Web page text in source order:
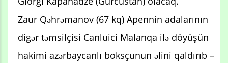
Zaur Qəhrəmanov (67 kq) Apennin adalarının
digər təmsilçisi Canluici Malanqa ilə döyüşün
hakimi azərbaycanlı boksçunun əlini qaldırıb –